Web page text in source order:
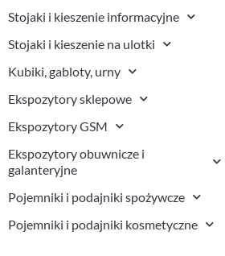
Stojaki i kieszenie informacyjne
Stojaki i kieszenie na ulotki
Kubiki, gabloty, urny
Ekspozytory sklepowe
Ekspozytory GSM
Ekspozytory obuwnicze i
galanteryjne
Pojemniki i podajniki spożywcze
Pojemniki i podajniki kosmetyczne